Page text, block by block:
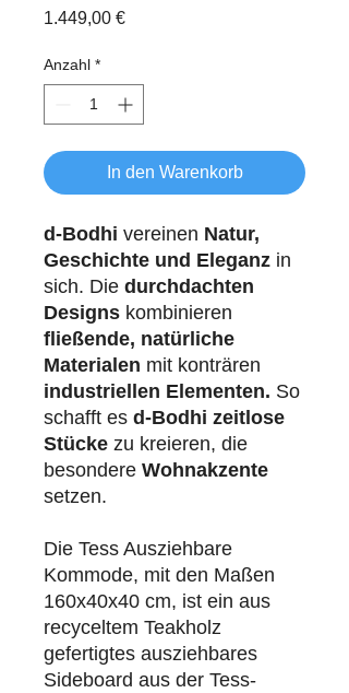
1.449,00 €Preis
Anzahl *
In den Warenkorb
d-Bodhi vereinen Natur,
Geschichte und Eleganz in
sich. Die durchdachten
Designs kombinieren
fließende, natürliche
Materialen mit konträren
industriellen Elementen. So
schafft es d-Bodhi zeitlose
Stücke zu kreieren, die
besondere Wohnakzente
setzen.
Die Tess Ausziehbare
Kommode, mit den Maßen
160x40x40 cm, ist ein aus
recyceltem Teakholz
gefertigtes ausziehbares
Sideboard aus der Tess-